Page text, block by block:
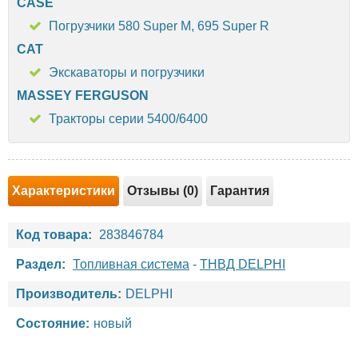
Погрузчики 580 Super M, 695 Super R
CAT
Экскаваторы и погрузчики
MASSEY FERGUSON
Тракторы серии 5400/6400
Характеристики Отзывы (0) Гарантия
Код товара: 283846784
Раздел: Топливная система - ТНВД DELPHI
Производитель: DELPHI
Состояние: новый